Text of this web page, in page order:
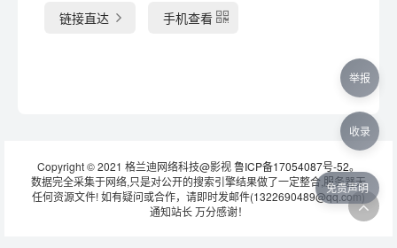
链接直达 手机查看
Copyright © 2021 格兰迪网络科技@影视鲁ICP备17054087号-52。
数据完全采集于网络,只是对公开的搜索引擎结果做了一定整合,服务器无
任何资源文件! 如有疑问或合作，请即时发邮件(1322690489@qq.com)
通知站长 万分感谢！
免责声明
举报
收录